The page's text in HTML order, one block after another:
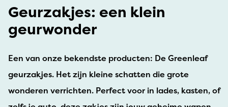
Geurzakjes: een klein
geurwonder
Een van onze bekendste producten: De Greenleaf
geurzakjes. Het zijn kleine schatten die grote
wonderen verrichten. Perfect voor in lades, kasten, of